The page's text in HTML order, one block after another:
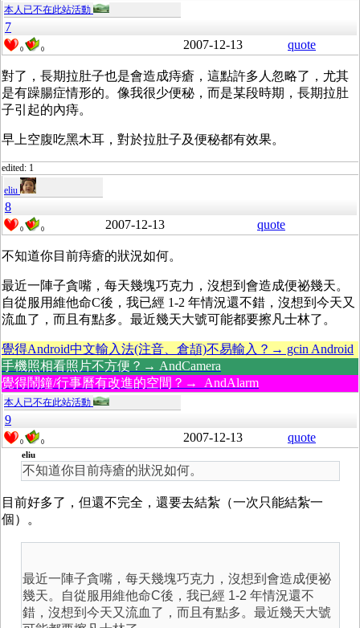
本人已不在此站活動
7
0 0 2007-12-13 quote
對了，長期拉肚子也是會造成痔瘡，這點許多人忽略了，尤其
是有躁腸症情形的。像我很少便秘，而是某段時期，長期拉肚
子引起的內痔。
早上空腹吃黑木耳，對於拉肚子及便秘都有效果。
edited: 1
eliu
8
0 0 2007-12-13 quote
不知道你目前痔瘡的狀況如何。
最近一陣子貪嘴，每天幾塊巧克力，沒想到會造成便祕幾天。
自從服用維他命C後，我已經 1-2 年情況還不錯，沒想到今天又
流血了，而且有點多。最近幾天大號可能都要擦凡士林了。
覺得Android中文輸入法(注音、倉頡)不易輸入？→ gcin Android
手機照相看照片不方便？→ AndCamera
覺得鬧鐘/行事曆有改進的空間？→ AndAlarm
本人已不在此站活動
9
0 0 2007-12-13 quote
eliu
不知道你目前痔瘡的狀況如何。
目前好多了，但還不完全，還要去結紮（一次只能結紮一
個）。
最近一陣子貪嘴，每天幾塊巧克力，沒想到會造成便祕
幾天。自從服用維他命C後，我已經 1-2 年情況還不
錯，沒想到今天又流血了，而且有點多。最近幾天大號